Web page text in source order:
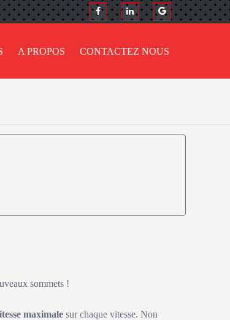
A PROPOS CONTACTEZ NOUS
sommets !
maximale sur chaque vitesse. Non